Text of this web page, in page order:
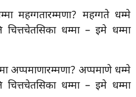
महग्गतारम्मणा? महग्गते धम्मे
चित्तचेतसिका धम्मा – इमे धम्मा
अप्पमाणारम्मणा? अप्पमाणे धम्मे
धम्मा – इमे धम्मा